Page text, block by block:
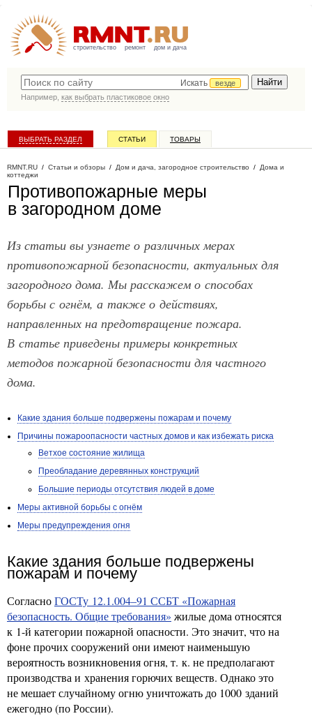
строительство ремонт дом и дача
Искать
везде
Например, как выбрать пластиковое окно
ВЫБРАТЬ РАЗДЕЛ СТАТЬИ ТОВАРЫ
RMNT.RU / Статьи и обзоры / Дом и дача, загородное строительство / Дома и
коттеджи
Противопожарные меры
в загородном доме
Из статьи вы узнаете о различных мерах
противопожарной безопасности, актуальных для
загородного дома. Мы расскажем о способах
борьбы с огнём, а также о действиях,
направленных на предотвращение пожара.
В статье приведены примеры конкретных
методов пожарной безопасности для частного
дома.
Какие здания больше подвержены пожарам и почему
Причины пожароопасности частных домов и как избежать риска
Ветхое состояние жилища
Преобладание деревянных конструкций
Большие периоды отсутствия людей в доме
Меры активной борьбы с огнём
Меры предупреждения огня
Какие здания больше подвержены
пожарам и почему
СогласноГОСТу 12.1.004–91 ССБТ «Пожарная
безопасность. Общие требования» жилые дома относятся
к 1-й категории пожарной опасности. Это значит, что на
фоне прочих сооружений они имеют наименьшую
вероятность возникновения огня, т. к. не предполагают
производства и хранения горючих веществ. Однако это
не мешает случайному огню уничтожать до 1000 зданий
ежегодно (по России).